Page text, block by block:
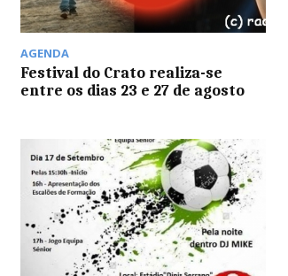
AGENDA
Festival do Crato realiza-se
entre os dias 23 e 27 de agosto